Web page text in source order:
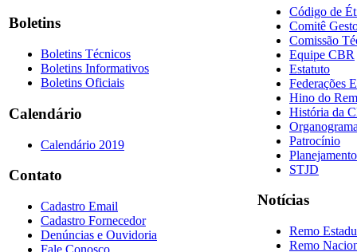
Boletins
Boletins Técnicos
Boletins Informativos
Boletins Oficiais
Calendário
Calendário 2019
Contato
Cadastro Email
Cadastro Fornecedor
Denúncias e Ouvidoria
Fale Conosco
Código de
Comitê
Comissão
Equipe CBR
Estatuto
Federações
Hino do
História da
Patrocínio
STJD
Notícias
Remo
Remo